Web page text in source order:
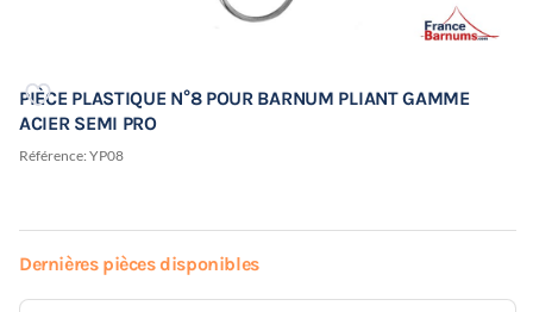
PIÈCE PLASTIQUE N°8 POUR BARNUM PLIANT GAMME
ACIER SEMI PRO
Référence: YP08
Dernières pièces disponibles